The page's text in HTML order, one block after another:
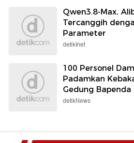
Qwen3.8-Max,
Tercanggih
Parameter
detikInet
100 Personel
Padamkan
Gedung Bapenda
detikNews